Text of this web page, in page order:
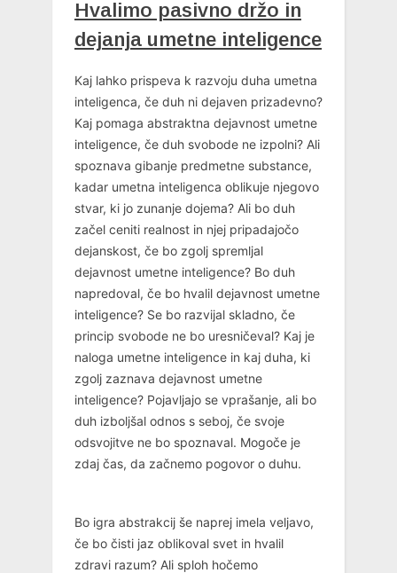
Hvalimo pasivno držo in
dejanja umetne inteligence
Kaj lahko prispeva k razvoju duha umetna
inteligenca, če duh ni dejaven prizadevno?
Kaj pomaga abstraktna dejavnost umetne
inteligence, če duh svobode ne izpolni? Ali
spoznava gibanje predmetne substance,
kadar umetna inteligenca oblikuje njegovo
stvar, ki jo zunanje dojema? Ali bo duh
začel ceniti realnost in njej pripadajočo
dejanskost, če bo zgolj spremljal
dejavnost umetne inteligence? Bo duh
napredoval, če bo hvalil dejavnost umetne
inteligence? Se bo razvijal skladno, če
princip svobode ne bo uresničeval? Kaj je
naloga umetne inteligence in kaj duha, ki
zgolj zaznava dejavnost umetne
inteligence? Pojavljajo se vprašanje, ali bo
duh izboljšal odnos s seboj, če svoje
odsvojitve ne bo spoznaval. Mogoče je
zdaj čas, da začnemo pogovor o duhu.
Bo igra abstrakcij še naprej imela veljavo,
če bo čisti jaz oblikoval svet in hvalil
zdravi razum? Ali sploh hočemo